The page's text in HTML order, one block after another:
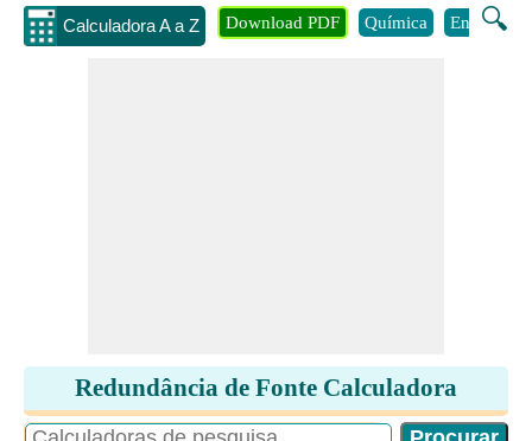
Calculadora A a Z 🔍
Download PDF Química
Redundância de Fonte Calculadora